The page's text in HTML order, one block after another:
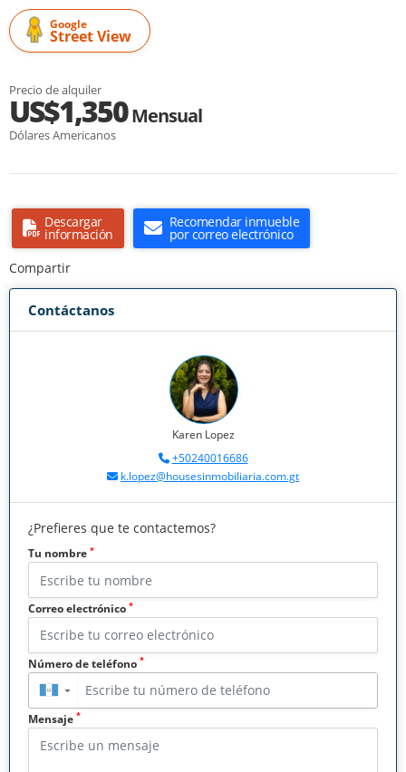
Google
Street View
Precio de alquiler
US$1,350Mensual
Dólares Americanos
Descargar
información
Recomendar inmueble
por correo electrónico
Compartir
Contáctanos
Karen Lopez
+50240016686
k.lopez@housesinmobiliaria.com.gt
¿Prefieres que te contactemos?
Tu nombre *
Correo electrónico *
Número de teléfono *
▼
Mensaje *